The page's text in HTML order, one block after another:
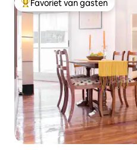
Topfavoriet van gasten
Favoriet van gasten